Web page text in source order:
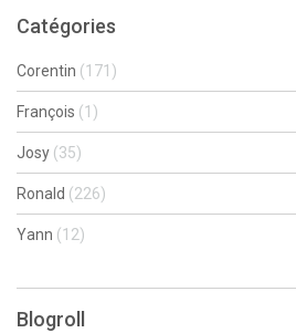
Catégories
Corentin (171)
François (1)
Josy (35)
Ronald (226)
Yann (12)
Blogroll